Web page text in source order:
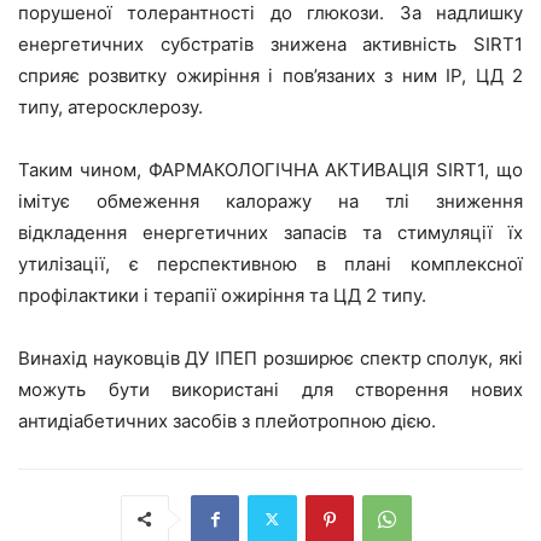
порушеної толерантності до глюкози. За надлишку
енергетичних субстратів знижена активність SIRT1
сприяє розвитку ожиріння і пов’язаних з ним ІР, ЦД 2
типу, атеросклерозу.
Таким чином, ФАРМАКОЛОГІЧНА АКТИВАЦІЯ SIRT1, що
імітує обмеження калоражу на тлі зниження
відкладення енергетичних запасів та стимуляції їх
утилізації, є перспективною в плані комплексної
профілактики і терапії ожиріння та ЦД 2 типу.
Винахід науковців ДУ ІПЕП розширює спектр сполук, які
можуть бути використані для створення нових
антидіабетичних засобів з плейотропною дією.